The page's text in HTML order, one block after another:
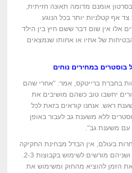
אומנם מדומה תאונה חזיתית,
צד אף קטלניות יותר בכל הנוגע
אלו אין שום דבר ששם חיץ בין הילד
של אחיו או אחותו שנמצאים
בוסטרים במחירים נוחים
בחברת ברייטקס, אמר: "אחרי שהם
יחשבו טוב כשהם מושיבים את
ראש. אנחנו קוראים בזאת לכל
ללא משענת גב לעבור באופן
עם משענת גב".
בעולם, אין הבדל מבחינת החקיקה
הזמן להוציא מהחוק ומשימוש את